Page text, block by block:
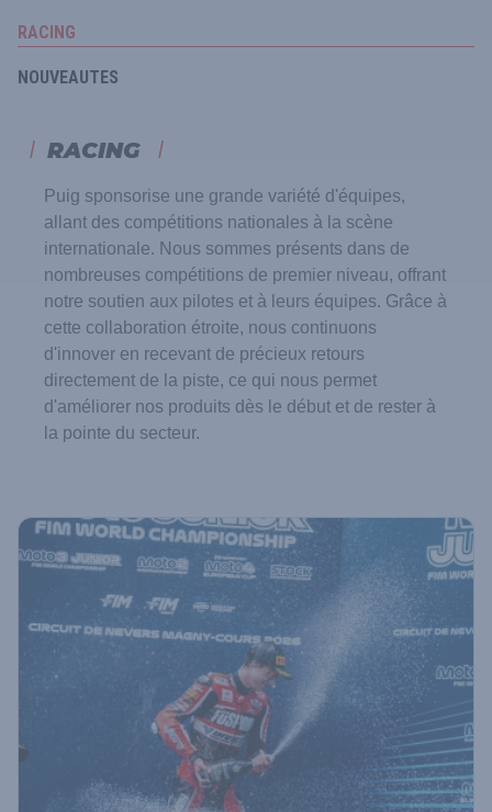
RACING
NOUVEAUTES
RACING
Puig sponsorise une grande variété d'équipes,
allant des compétitions nationales à la scène
internationale. Nous sommes présents dans de
nombreuses compétitions de premier niveau, offrant
notre soutien aux pilotes et à leurs équipes. Grâce à
cette collaboration étroite, nous continuons
d'innover en recevant de précieux retours
directement de la piste, ce qui nous permet
d'améliorer nos produits dès le début et de rester à
la pointe du secteur.